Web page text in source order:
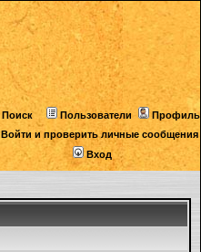
Поиск Пользователи
Профиль
Войти и проверить личные сообщения
Вход